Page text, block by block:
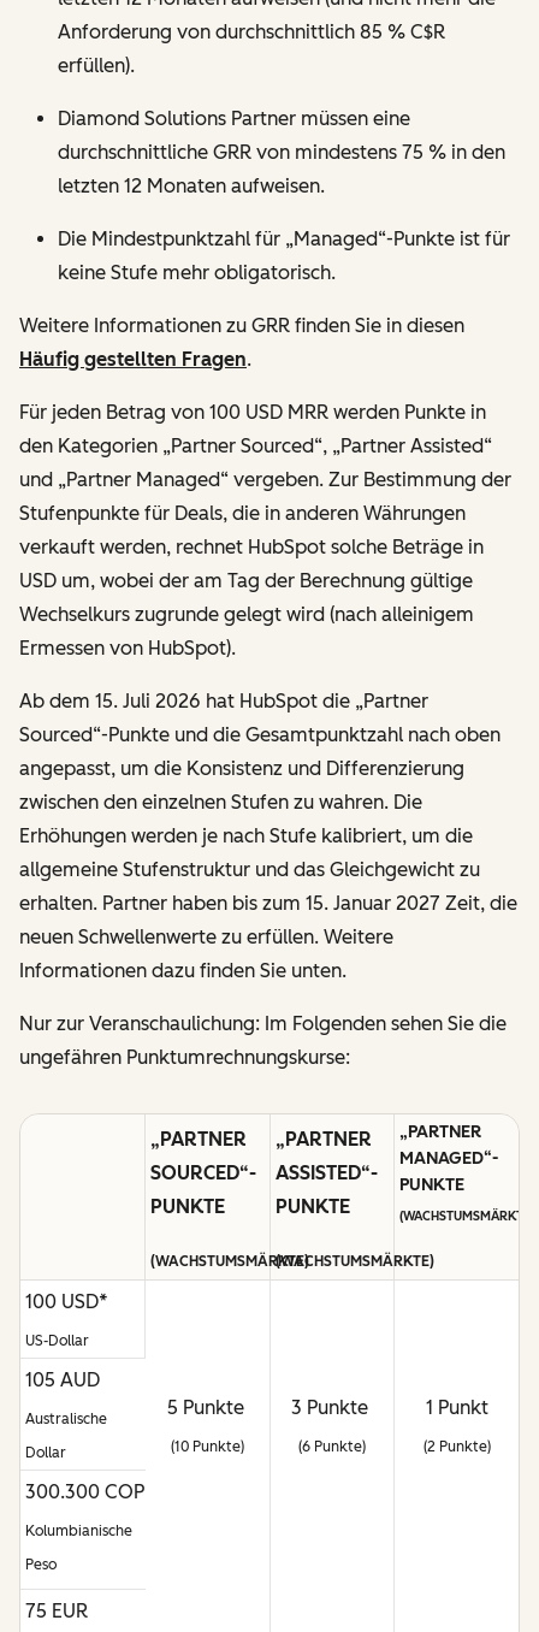
Anforderung von durchschnittlich 85 % C$R
erfüllen).
Diamond Solutions Partner müssen eine
durchschnittliche GRR von mindestens 75 % in den
letzten 12 Monaten aufweisen.
Die Mindestpunktzahl für „Managed“-Punkte ist für
keine Stufe mehr obligatorisch.
Weitere Informationen zu GRR finden Sie in diesen
Häufig gestellten Fragen.
Für jeden Betrag von 100 USD MRR werden Punkte in
den Kategorien „Partner Sourced“, „Partner Assisted“
und „Partner Managed“ vergeben. Zur Bestimmung der
Stufenpunkte für Deals, die in anderen Währungen
verkauft werden, rechnet HubSpot solche Beträge in
USD um, wobei der am Tag der Berechnung gültige
Wechselkurs zugrunde gelegt wird (nach alleinigem
Ermessen von HubSpot).
Ab dem 15. Juli 2026 hat HubSpot die „Partner
Sourced“-Punkte und die Gesamtpunktzahl nach oben
angepasst, um die Konsistenz und Differenzierung
zwischen den einzelnen Stufen zu wahren. Die
Erhöhungen werden je nach Stufe kalibriert, um die
allgemeine Stufenstruktur und das Gleichgewicht zu
erhalten. Partner haben bis zum 15. Januar 2027 Zeit, die
neuen Schwellenwerte zu erfüllen. Weitere
Informationen dazu finden Sie unten.
Nur zur Veranschaulichung: Im Folgenden sehen Sie die
ungefähren Punktumrechnungskurse:
„PARTNER
SOURCED“-
PUNKTE
(WACHSTUMSMÄRKTE)
„PARTNER
ASSISTED“-
PUNKTE
(WACHSTUMSMÄRKTE)
„PARTNER
MANAGED“-
PUNKTE
(WACHSTUMSMÄRKTE)
100 USD*
US-Dollar
5 Punkte
(10 Punkte)
3 Punkte
(6 Punkte)
1 Punkt
(2 Punkte)
105 AUD
Australische
Dollar
300.300 COP
Kolumbianische
Peso
75 EUR